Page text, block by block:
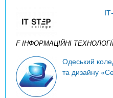
F ІНФОРМАЦІЙНІ
Одеський
та дизайну